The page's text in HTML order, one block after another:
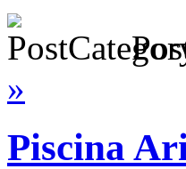
»
Piscina